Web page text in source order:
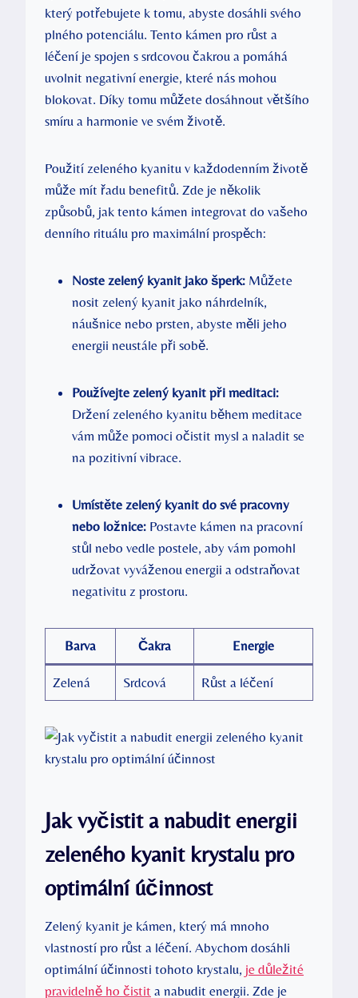
který potřebujete k tomu, abyste dosáhli svého
plného potenciálu. Tento kámen pro růst a
léčení je spojen s srdcovou čakrou a pomáhá
uvolnit negativní energie, které nás mohou
blokovat. Díky tomu můžete dosáhnout většího
smíru a harmonie ve svém životě.
Použití zeleného kyanitu v každodenním životě
může mít řadu benefitů. Zde je několik
způsobů, jak tento kámen integrovat do vašeho
denního rituálu pro maximální prospěch:
Noste zelený kyanit jako šperk: Můžete
nosit zelený kyanit jako náhrdelník,
náušnice nebo prsten, abyste měli jeho
energii neustále při sobě.
Používejte zelený kyanit při meditaci:
Držení zeleného kyanitu během meditace
vám může pomoci očistit mysl a naladit se
na pozitivní vibrace.
Umístěte zelený kyanit do své pracovny
nebo ložnice: Postavte kámen na pracovní
stůl nebo vedle postele, aby vám pomohl
udržovat vyváženou energii a odstraňovat
negativitu z prostoru.
Barva Čakra Energie
Zelená Srdcová Růst a léčení
Jak vyčistit a nabudit energii
zeleného kyanit krystalu pro
optimální účinnost
Zelený kyanit je kámen, který má mnoho
vlastností pro růst a léčení. Abychom dosáhli
optimální účinnosti tohoto krystalu, je důležité
pravidelně ho čistit a nabudit energii. Zde je